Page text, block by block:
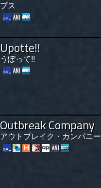
プス
Upotte!!
うぽって!!
Outbreak Company
アウトブレイク・カンパニー